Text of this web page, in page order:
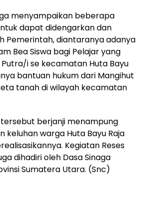
menyampaikan beberapa
dapat didengarkan dan
Pemerintah, diantaranya adanya
Bea Siswa bagi Pelajar yang
i se kecamatan Huta Bayu
bantuan hukum dari Mangihut
tanah di wilayah kecamatan
tersebut berjanji menampung
keluhan warga Huta Bayu Raja
Kegiatan Reses
dihadiri oleh Dasa Sinaga
Sumatera Utara. (Snc)